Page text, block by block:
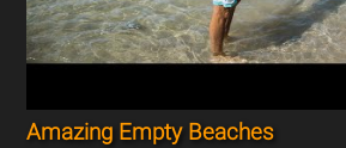
Amazing Empty Beaches